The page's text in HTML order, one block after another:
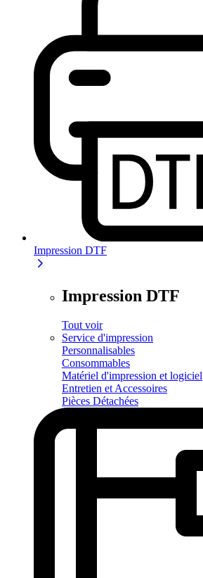
Impression DTF
Impression DTF
Tout voir
Service d'impression
Personnalisables
Consommables
Matériel d'impression et logiciel
Entretien et Accessoires
Pièces Détachées